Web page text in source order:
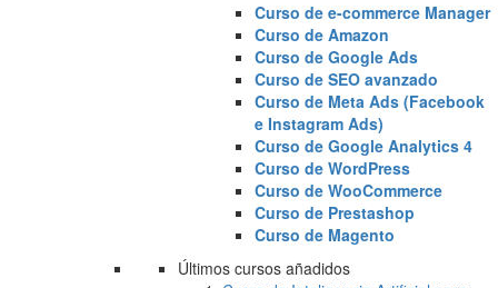
Curso de e-commerce Manager
Curso de Amazon
Curso de Google Ads
Curso de SEO avanzado
Curso de Meta Ads (Facebook
e Instagram Ads)
Curso de Google Analytics 4
Curso de WordPress
Curso de WooCommerce
Curso de Prestashop
Curso de Magento
Últimos cursos añadidos